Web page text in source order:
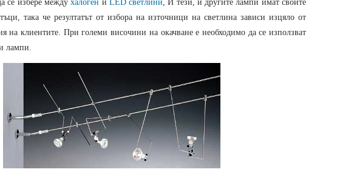
се избере междухалоген и LED светлини, И тези, и другите лампи имат своите
така че резултатът от избора на източници на светлина зависи изцяло от
на клиентите. При големи височини на окачване е необходимо да се използват
лампи.